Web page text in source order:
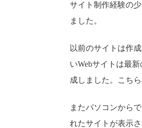
サイト制作経験の
ました。
以前のサイトは作
いWebサイトは最
成しました。こち
またパソコンから
れたサイトが表示